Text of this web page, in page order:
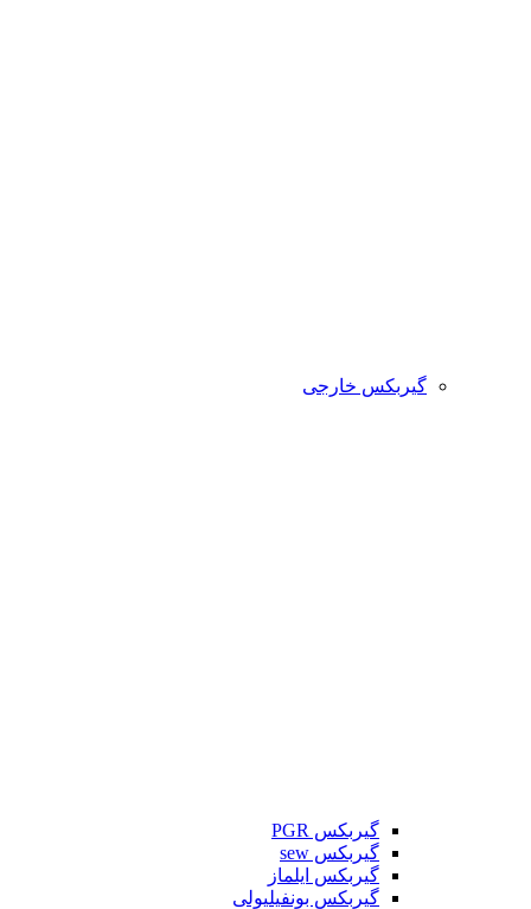
گیربکس خارجی
گیربکس PGR
گیربکس sew
گیربکس ایلماز
گیربکس بونفیلیولی